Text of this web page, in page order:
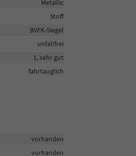
Metallic
Stoff
BVFK-Siegel
unfallfrei
1, sehr gut
fahrtauglich
vorhanden
vorhanden